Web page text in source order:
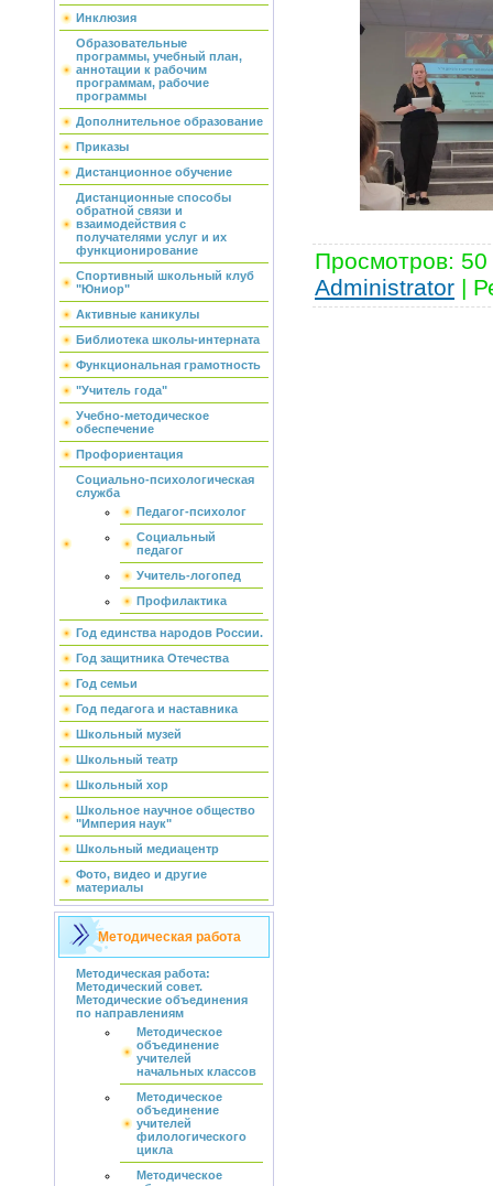
Инклюзия
Образовательные
программы, учебный план,
аннотации к рабочим
программам, рабочие
программы
Дополнительное образование
Приказы
Дистанционное обучение
Дистанционные способы
обратной связи и
взаимодействия с
получателями услуг и их
функционирование
Спортивный школьный клуб
"Юниор"
Активные каникулы
Библиотека школы-интерната
Функциональная грамотность
"Учитель года"
Учебно-методическое
обеспечение
Профориентация
Социально-психологическая
служба
Педагог-психолог
Социальный
педагог
Учитель-логопед
Профилактика
Год единства народов России.
Год защитника Отечества
Год семьи
Год педагога и наставника
Школьный музей
Школьный театр
Школьный хор
Школьное научное общество
"Империя наук"
Школьный медиацентр
Фото, видео и другие
материалы
Методическая работа
Методическая работа:
Методический совет.
Методические объединения
по направлениям
Методическое
объединение
учителей
начальных классов
Методическое
объединение
учителей
филологического
цикла
Методическое
Просмотров: 50
Administrator |